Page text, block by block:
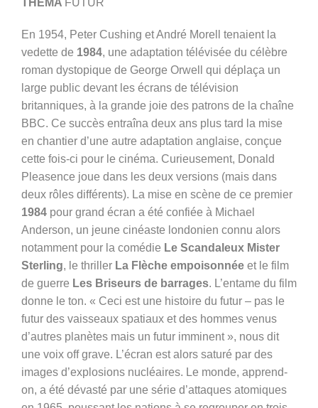
THEMA FUTUR
En 1954, Peter Cushing et André Morell tenaient la
vedette de 1984, une adaptation télévisée du célèbre
roman dystopique de George Orwell qui déplaça un
large public devant les écrans de télévision
britanniques, à la grande joie des patrons de la chaîne
BBC. Ce succès entraîna deux ans plus tard la mise
en chantier d’une autre adaptation anglaise, conçue
cette fois-ci pour le cinéma. Curieusement, Donald
Pleasence joue dans les deux versions (mais dans
deux rôles différents). La mise en scène de ce premier
1984 pour grand écran a été confiée à Michael
Anderson, un jeune cinéaste londonien connu alors
notamment pour la comédie Le Scandaleux Mister
Sterling, le thriller La Flèche empoisonnée et le film
de guerre Les Briseurs de barrages. L’entame du film
donne le ton. « Ceci est une histoire du futur – pas le
futur des vaisseaux spatiaux et des hommes venus
d’autres planètes mais un futur imminent », nous dit
une voix off grave. L’écran est alors saturé par des
images d’explosions nucléaires. Le monde, apprend-
on, a été dévasté par une série d’attaques atomiques